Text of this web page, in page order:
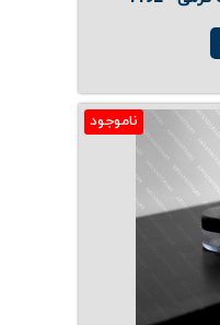
ناموجود